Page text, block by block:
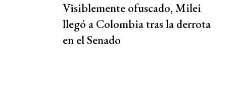
Visiblemente ofuscado, Milei
llegó a Colombia tras la derrota
en el Senado